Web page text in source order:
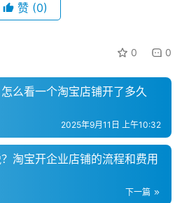
赞 (0)
0 0
么看一个淘宝店铺开了多久
2025年9月11日 上午10:32
淘宝开企业店铺的流程和费用
下一篇